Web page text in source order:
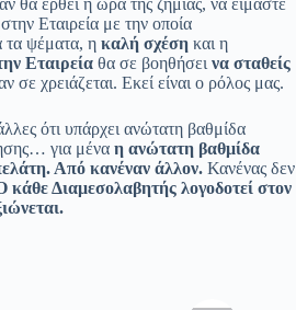
Εταιρεία με την οποία
τα ψέματα, η καλή σχέση και η
Εταιρεία θα σε βοηθήσει να σταθείς
σε χρειάζεται. Εκεί είναι ο ρόλος μας.
ότι υπάρχει ανώτατη βαθμίδα
για μένα η ανώτατη βαθμίδα
Από κανέναν άλλον. Κανένας δεν
κάθε Διαμεσολαβητής λογοδοτεί στον